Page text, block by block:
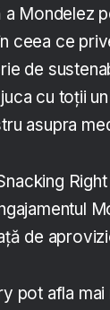
Mondelez
ceea ce
de
cu toții
asupra
de
pot afla